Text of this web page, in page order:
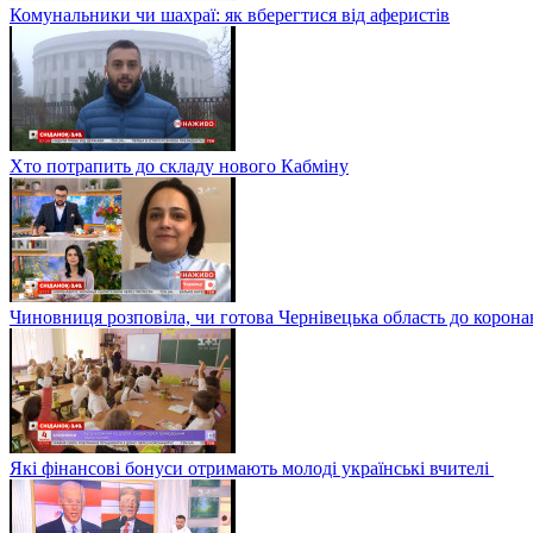
Комунальники чи шахраї: як вберегтися від аферистів
Хто потрапить до складу нового Кабміну
Чиновниця розповіла, чи готова Чернівецька область до
Які фінансові бонуси отримають молоді українські вчителі